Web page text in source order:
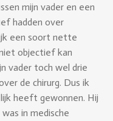
mijn vader en een
hadden over
een soort nette
objectief kan
vader toch wel drie
de chirurg. Dus ik
heeft gewonnen. Hij
in medische